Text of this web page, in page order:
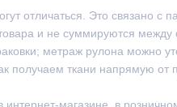
отличаться. Это связано
и не суммируются между
метраж рулона можно
получаем ткани напрямую